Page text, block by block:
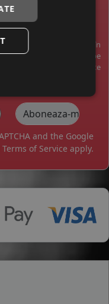
industria anvelopelor în
exclusive? Abonați-vă pe
cele mai bune oferte
and the Google
Terms of Service apply.